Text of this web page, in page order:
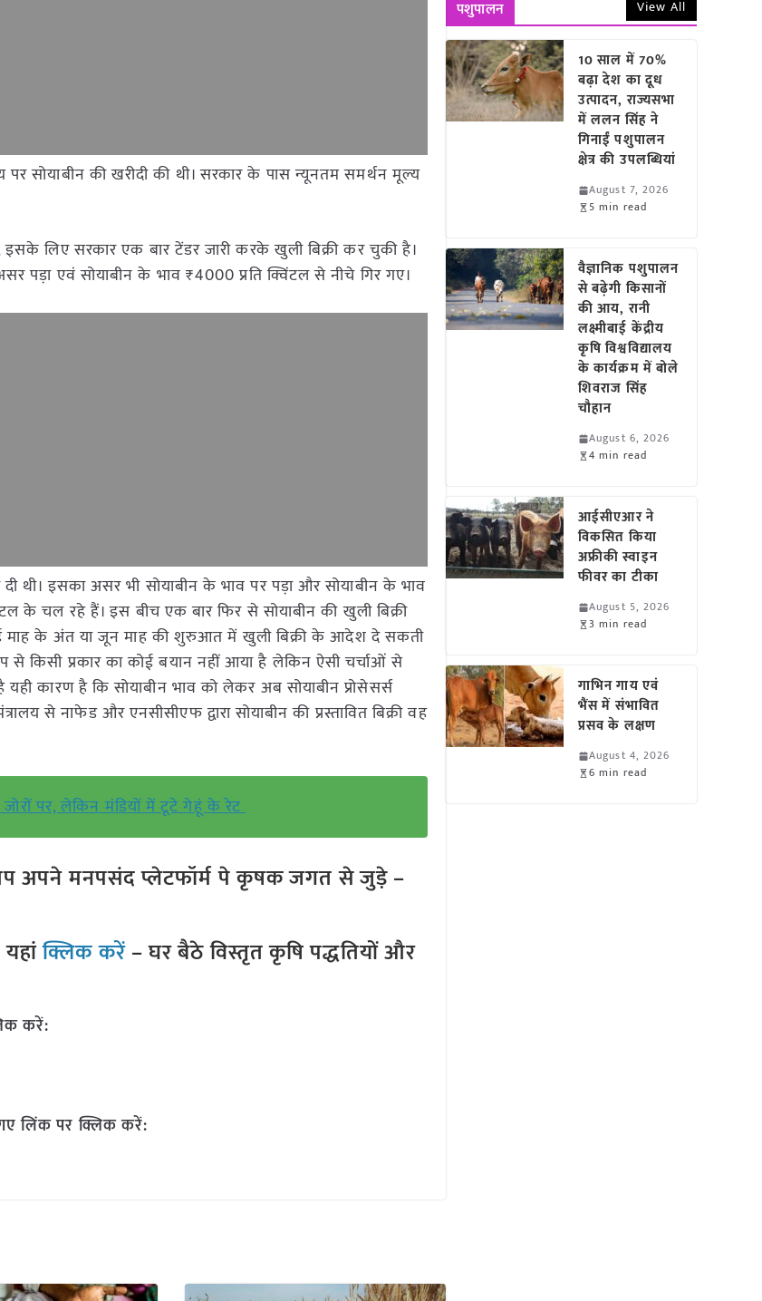
सोयाबीन की खरीदी की थी। सरकार के पास न्यूनतम समर्थन मूल्य
लिए सरकार एक बार टेंडर जारी करके खुली बिक्री कर चुकी है।
पड़ा एवं सोयाबीन के भाव ₹4000 प्रति क्विंटल से नीचे गिर गए।
थी। इसका असर भी सोयाबीन के भाव पर पड़ा और सोयाबीन के भाव
के चल रहे हैं। इस बीच एक बार फिर से सोयाबीन की खुली बिक्री
माह के अंत या जून माह की शुरुआत में खुली बिक्री के आदेश दे सकती
किसी प्रकार का कोई बयान नहीं आया है लेकिन ऐसी चर्चाओं से
कारण है कि सोयाबीन भाव को लेकर अब सोयाबीन प्रोसेसर्स
से नाफेड और एनसीसीएफ द्वारा सोयाबीन की प्रस्तावित बिक्री वह
जोरों पर, लेकिन मंडियों में टूटे गेहूं के रेट
अपने मनपसंद प्लेटफॉर्म पे कृषक जगत से जुड़े –
क्लिक करें– घर बैठे विस्तृत कृषि पद्धतियों और
करें:
लिंक पर क्लिक करें:
पशुपालन View All
10 साल में 70%
बढ़ा देश का दूध
उत्पादन, राज्यसभा
में ललन सिंह ने
गिनाईं पशुपालन
क्षेत्र की उपलब्धियां
August 7, 2026
5 min read
वैज्ञानिक पशुपालन
से बढ़ेगी किसानों
की आय, रानी
लक्ष्मीबाई केंद्रीय
कृषि विश्वविद्यालय
के कार्यक्रम में बोले
शिवराज सिंह
चौहान
August 6, 2026
4 min read
आईसीएआर ने
विकसित किया
अफ्रीकी स्वाइन
फीवर का टीका
August 5, 2026
3 min read
गाभिन गाय एवं
भैंस में संभावित
प्रसव के लक्षण
August 4, 2026
6 min read